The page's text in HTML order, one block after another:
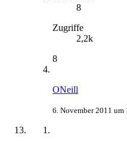
8
Zugriffe
2,2k
8
ONeill
6. November 2011 um